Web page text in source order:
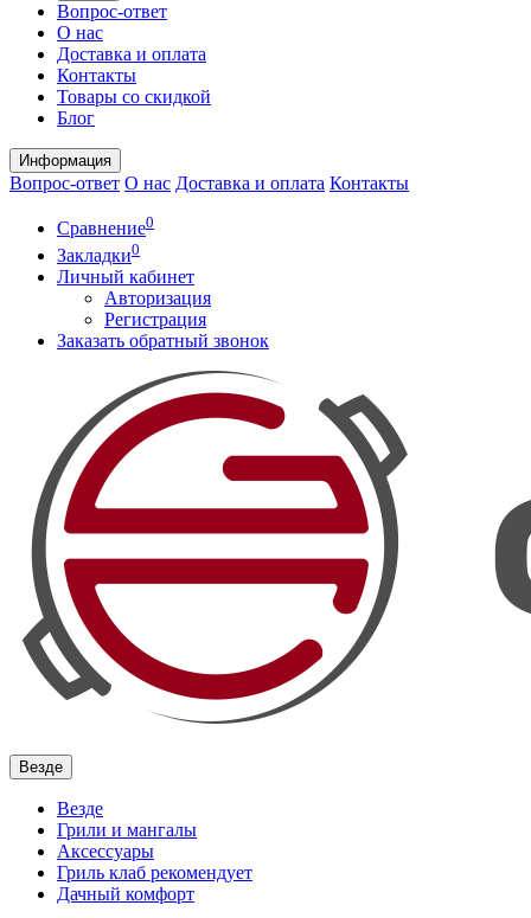
Вопрос-ответ
О нас
Доставка и оплата
Контакты
Товары со скидкой
Блог
Информация
Вопрос-ответ О нас Доставка и оплата Контакты
Сравнение0
Закладки0
Личный кабинет
Авторизация
Регистрация
Заказать обратный звонок
Везде
Везде
Грили и мангалы
Аксессуары
Гриль клаб рекомендует
Дачный комфорт